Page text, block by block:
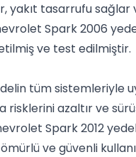
yakıt tasarrufu
Spark 2006
ve test edilmiştir.
tüm sistemleriyle
risklerini azaltır
Spark 2012
ve güvenli